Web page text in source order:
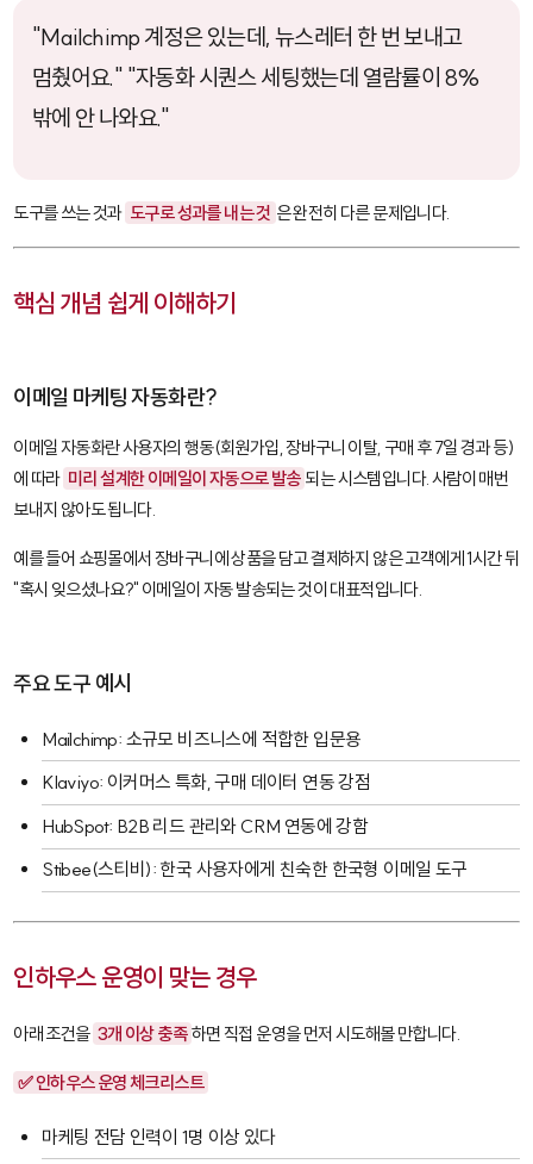
"Mailchimp 계정은 있는데, 뉴스레터 한 번 보내고
멈췄어요." "자동화 시퀀스 세팅했는데 열람률이 8%
밖에 안 나와요."
도구를 쓰는 것과 도구로 성과를 내는 것 은 완전히 다른 문제입니다.
핵심 개념 쉽게 이해하기
이메일 마케팅 자동화란?
이메일 자동화란 사용자의 행동(회원가입, 장바구니 이탈, 구매 후 7일 경과 등)
에 따라 미리 설계한 이메일이 자동으로 발송 되는 시스템입니다. 사람이 매번
보내지 않아도 됩니다.
예를 들어 쇼핑몰에서 장바구니에 상품을 담고 결제하지 않은 고객에게 1시간 뒤
"혹시 잊으셨나요?" 이메일이 자동 발송되는 것이 대표적입니다.
주요 도구 예시
Mailchimp: 소규모 비즈니스에 적합한 입문용
Klaviyo: 이커머스 특화, 구매 데이터 연동 강점
HubSpot: B2B 리드 관리와 CRM 연동에 강함
Stibee(스티비): 한국 사용자에게 친숙한 한국형 이메일 도구
인하우스 운영이 맞는 경우
아래 조건을 3개 이상 충족 하면 직접 운영을 먼저 시도해볼 만합니다.
✅ 인하우스 운영 체크리스트
마케팅 전담 인력이 1명 이상 있다